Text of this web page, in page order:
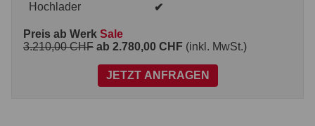
Hochlader
✔
Preis ab Werk Sale
3.210,00 CHF ab 2.780,00 CHF (inkl. MwSt.)
JETZT ANFRAGEN